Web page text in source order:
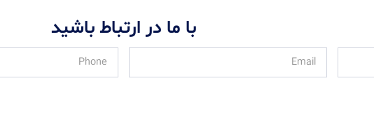
با ما در ارتباط باشید